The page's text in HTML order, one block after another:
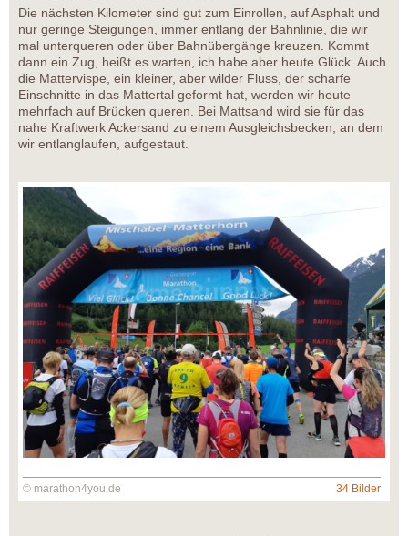
Die nächsten Kilometer sind gut zum Einrollen, auf Asphalt und
nur geringe Steigungen, immer entlang der Bahnlinie, die wir
mal unterqueren oder über Bahnübergänge kreuzen. Kommt
dann ein Zug, heißt es warten, ich habe aber heute Glück. Auch
die Mattervispe, ein kleiner, aber wilder Fluss, der scharfe
Einschnitte in das Mattertal geformt hat, werden wir heute
mehrfach auf Brücken queren. Bei Mattsand wird sie für das
nahe Kraftwerk Ackersand zu einem Ausgleichsbecken, an dem
wir entlanglaufen, aufgestaut.
© marathon4you.de 34 Bilder